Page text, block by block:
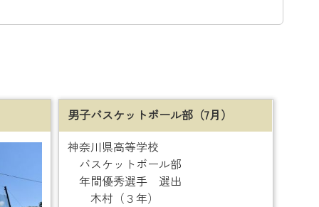
男子バスケットボール部（7月）
神奈川県高等学校
バスケットボール部
年間優秀選手 選出
木村（３年）